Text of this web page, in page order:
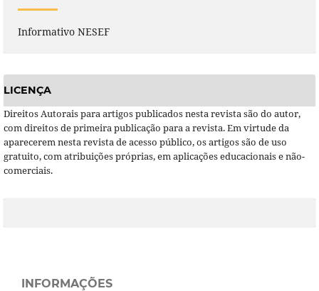
Informativo NESEF
LICENÇA
Direitos Autorais para artigos publicados nesta revista são do autor,
com direitos de primeira publicação para a revista. Em virtude da
aparecerem nesta revista de acesso público, os artigos são de uso
gratuito, com atribuições próprias, em aplicações educacionais e não-
comerciais.
INFORMAÇÕES